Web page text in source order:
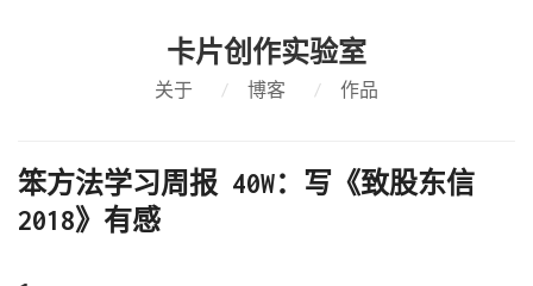
卡片创作实验室
关于 / 博客 / 作品
笨方法学习周报 40W：写《致股东信
2018》有感